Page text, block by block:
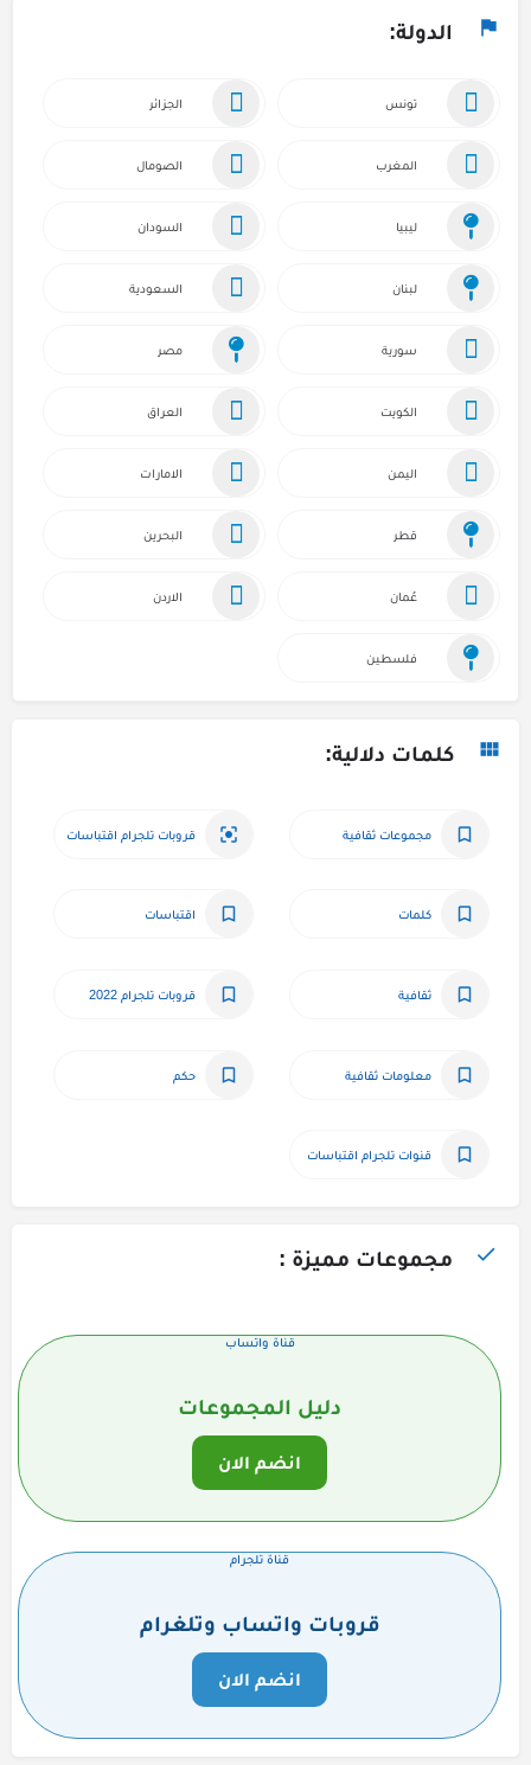
الدولة:
تونس الجزائر
المغرب الصومال
ليبيا السودان
لبنان السعودية
سورية مصر
الكويت العراق
اليمن الامارات
قطر البحرين
عُمان الاردن
فلسطين
كلمات دلالية:
مجموعات ثقافية قروبات تلجرام اقتباسات
كلمات اقتباسات
ثقافية قروبات تلجرام 2022
معلومات ثقافية حكم
قنوات تلجرام اقتباسات
مجموعات مميزة :
قناة واتساب
دليل المجموعات
انضم الان
قناة تلجرام
قروبات واتساب وتلغرام
انضم الان